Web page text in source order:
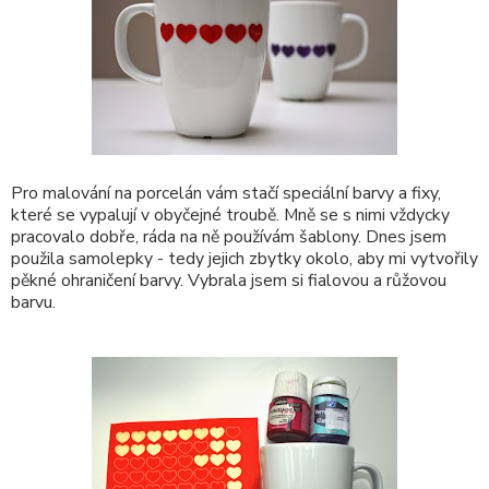
Pro malování na porcelán vám stačí speciální barvy a fixy,
které se vypalují v obyčejné troubě. Mně se s nimi vždycky
pracovalo dobře, ráda na ně používám šablony. Dnes jsem
použila samolepky - tedy jejich zbytky okolo, aby mi vytvořily
pěkné ohraničení barvy. Vybrala jsem si fialovou a růžovou
barvu.